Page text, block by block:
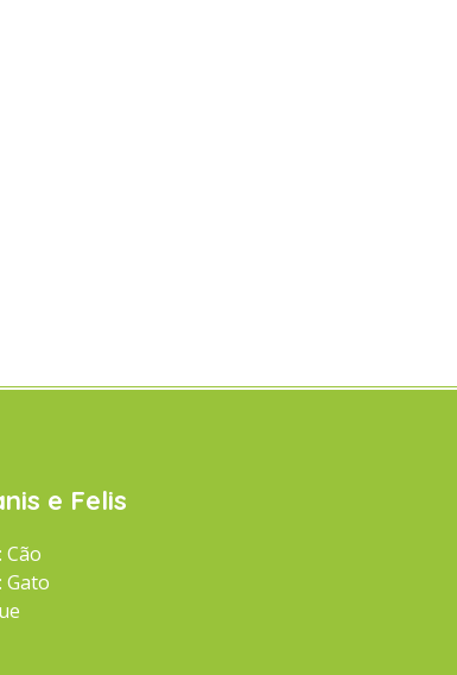
e Felis
Cão
Gato